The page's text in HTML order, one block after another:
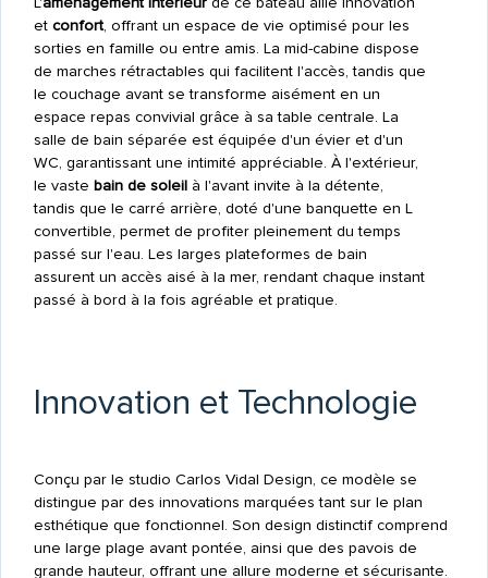
et confort, offrant un espace de vie optimisé pour les
sorties en famille ou entre amis. La mid-cabine dispose
de marches rétractables qui facilitent l'accès, tandis que
le couchage avant se transforme aisément en un
espace repas convivial grâce à sa table centrale. La
salle de bain séparée est équipée d'un évier et d'un
WC, garantissant une intimité appréciable. À l'extérieur,
le vaste bain de soleilà l'avant invite à la détente,
tandis que le carré arrière, doté d'une banquette en L
convertible, permet de profiter pleinement du temps
passé sur l'eau. Les larges plateformes de bain
assurent un accès aisé à la mer, rendant chaque instant
passé à bord à la fois agréable et pratique.
Innovation et Technologie
Conçu par le studio Carlos Vidal Design, ce modèle se
distingue par des innovations marquées tant sur le plan
esthétique que fonctionnel. Son design distinctif comprend
une large plage avant pontée, ainsi que des pavois de
grande hauteur, offrant une allure moderne et sécurisante.